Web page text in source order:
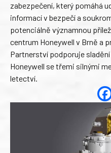
zabezpečení, který pomáhá
informací v bezpečí a
potenciálně významnou
centrum Honeywell v Brně a
Partnerství podporuje
Honeywell se třemi silnými
letectví.